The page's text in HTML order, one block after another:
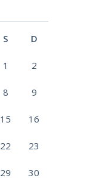
S D
1 2
8 9
15 16
22 23
29 30